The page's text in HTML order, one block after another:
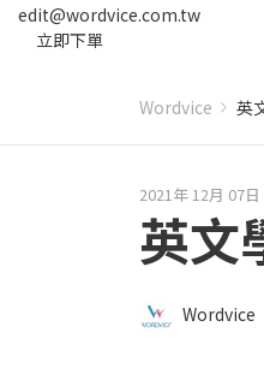
edit@wordvice.com.tw
立即下單
Wordvice 英
2021年 12月 07日
英文
Wordvice